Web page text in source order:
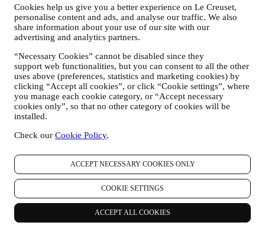
Cookies help us give you a better experience on Le Creuset,
personalise content and ads, and analyse our traffic. We also
share information about your use of our site with our
advertising and analytics partners.
“Necessary Cookies” cannot be disabled since they
support web functionalities, but you can consent to all the other
uses above (preferences, statistics and marketing cookies) by
clicking “Accept all cookies”, or click “Cookie settings”, where
you manage each cookie category, or “Accept necessary
cookies only”, so that no other category of cookies will be
installed.
Check our Cookie Policy.
ACCEPT NECESSARY COOKIES ONLY
COOKIE SETTINGS
ACCEPT ALL COOKIES
Säkerhet– Vi lägger stor vikt på säkerheten av våra användares
uppgifter. Le Creuset kommer att vidta rimliga åtgärder för att
säkerställa att dina uppgifter bevaras säkert, endast används för de
ändamål som beskrivits i detta integritetsmeddelande (och inte i
begäran. Vi vidtar organisatoriska, tekniska och administrativa
säkerhetsåtgärder för att lättare kunna skydda mot risken att dina
personuppgifter förloras, missbrukas eller ändras. Visserligen kan vi
inte garantera att ingen av dessa händelser någonsin kommer att
inträffa, men vi gör vårt bästa för att förebygga dem.
Var– I syfte att erbjuda de tjänster som beskrivits ovan kan det
ditt bosättningsland samt både inom och utanför Europeiska
verksamhetens globala omfattning kan det hända att vissa filialer och
affärspartner, som agerar i egenskap av personuppgiftsbearbetare
(processors) och som är etablerade i ett annat land än ditt
bosättningsland eller i länder utanför EES, kommer åt dina
personuppgifter. I varje fall får dina personuppgifter överföras endast
till de länder utanför EES som enligt europeiska institutioner
erbjuder tillräckligt skydd (såsom Schweiz där Le Creuset Group